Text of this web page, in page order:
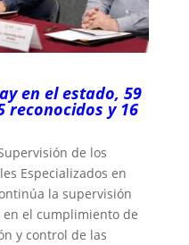
en el estado, 59
reconocidos y 16
de los
Especializados en
la supervisión
en el cumplimiento de
y control de las